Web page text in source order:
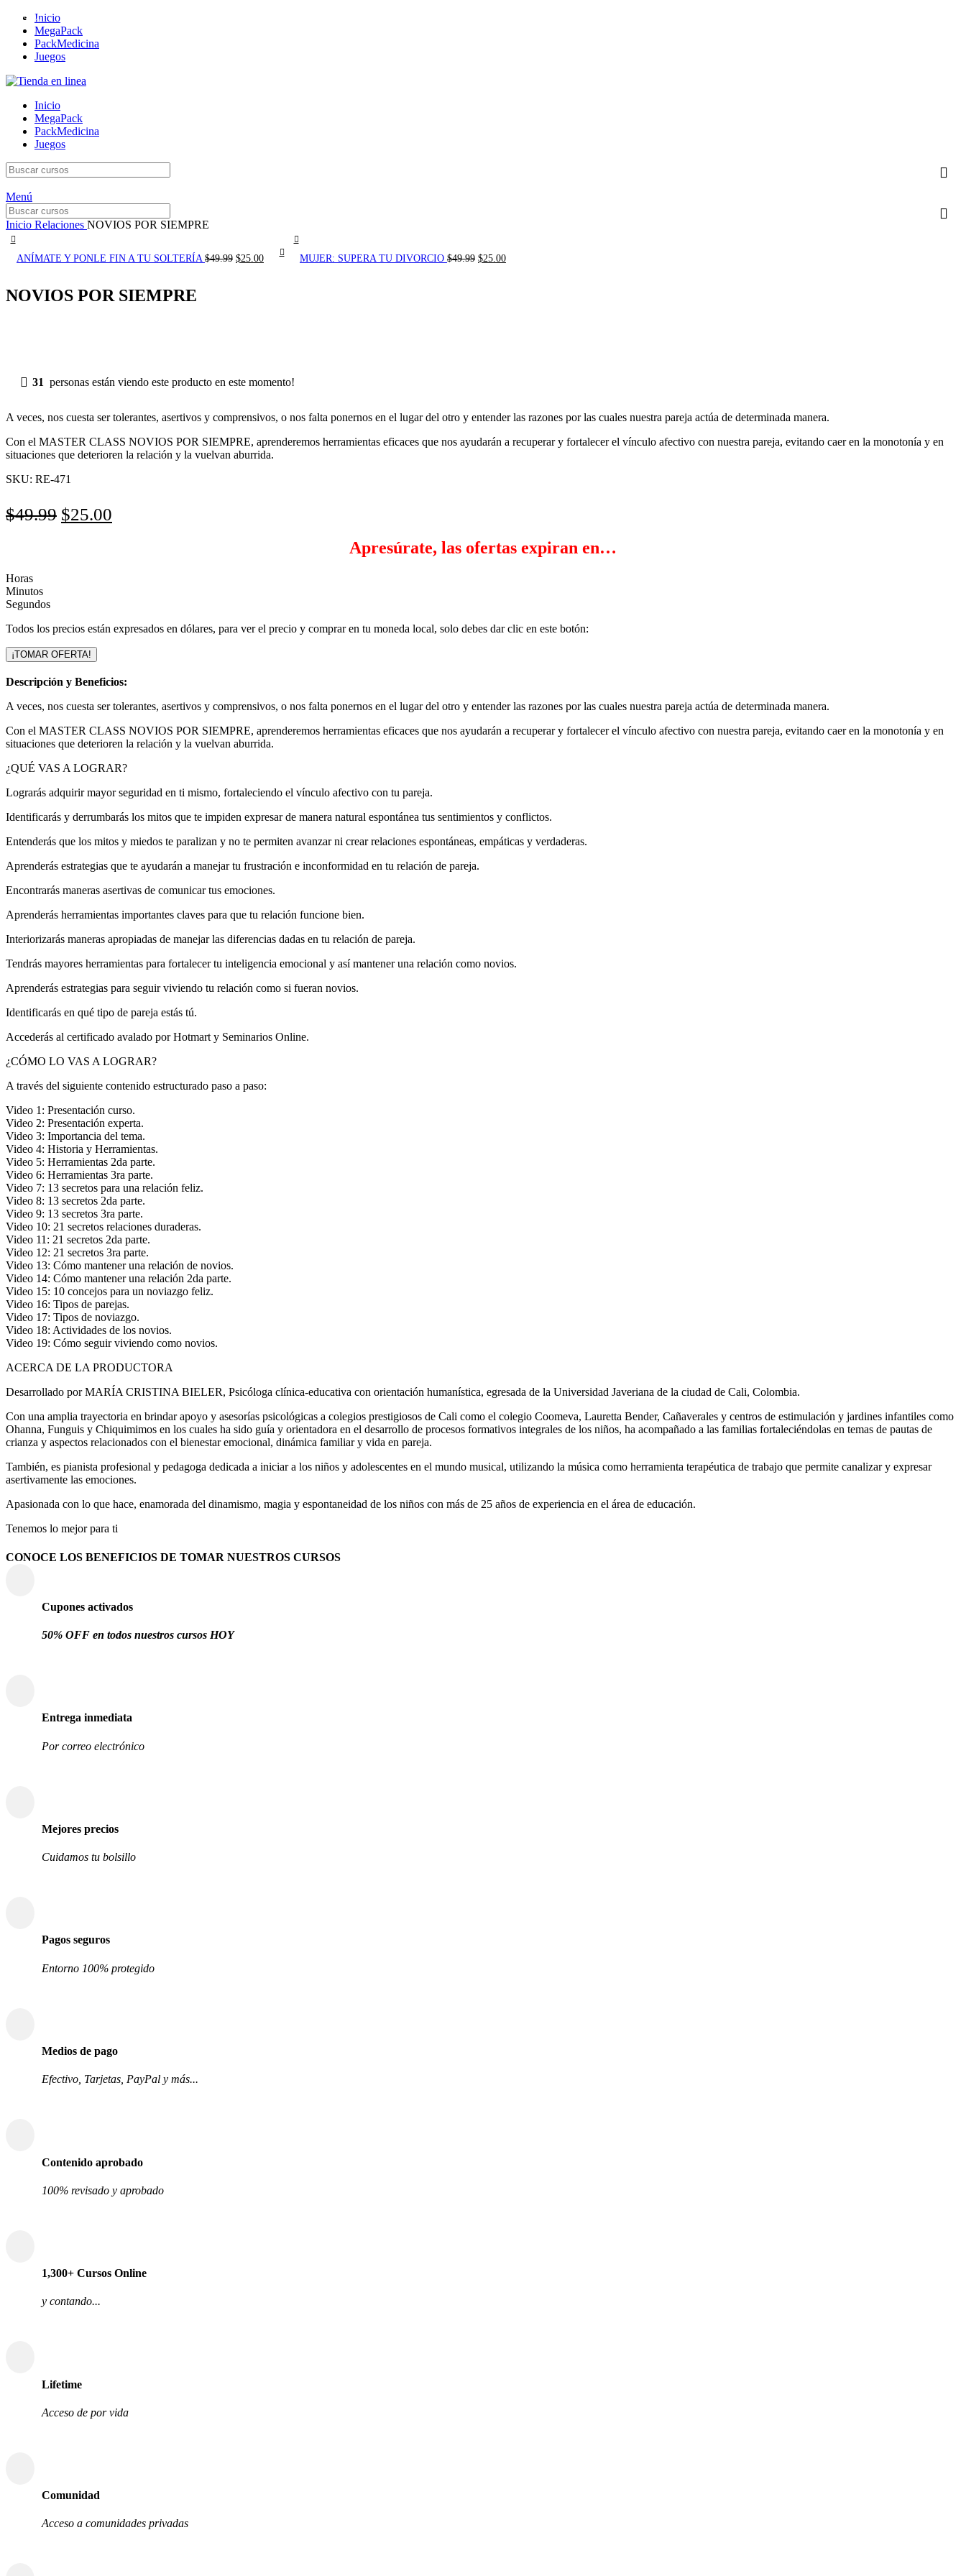
Inicio
MegaPack
PackMedicina
Juegos
Inicio
MegaPack
PackMedicina
Juegos
Menú
Inicio Relaciones NOVIOS POR SIEMPRE
ANÍMATE Y PONLE FIN A TU SOLTERÍA $49.99 El
$25.00El
MUJER: SUPERA TU DIVORCIO $49.99 El
$25.00El
NOVIOS POR SIEMPRE
-50%
31 personas están viendo este producto en este momento!
A veces, nos cuesta ser tolerantes, asertivos y comprensivos, o nos falta ponernos en el lugar del otro y entender las razones por las cuales nuestra pareja actúa de determinada manera.
Con el MASTER CLASS NOVIOS POR SIEMPRE, aprenderemos herramientas eficaces que nos ayudarán a recuperar y fortalecer el vínculo afectivo con nuestra pareja, evitando caer en la monotonía y en
situaciones que deterioren la relación y la vuelvan aburrida.
SKU: RE-471
$49.99 El
$25.00
Apresúrate, las ofertas expiran en…
Horas
Minutos
Segundos
Todos los precios están expresados en dólares, para ver el precio y comprar en tu moneda local, solo debes dar clic en este botón:
¡TOMAR OFERTA!
Descripción y Beneficios:
A veces, nos cuesta ser tolerantes, asertivos y comprensivos, o nos falta ponernos en el lugar del otro y entender las razones por las cuales nuestra pareja actúa de determinada manera.
Con el MASTER CLASS NOVIOS POR SIEMPRE, aprenderemos herramientas eficaces que nos ayudarán a recuperar y fortalecer el vínculo afectivo con nuestra pareja, evitando caer en la monotonía y en
situaciones que deterioren la relación y la vuelvan aburrida.
¿QUÉ VAS A LOGRAR?
Lograrás adquirir mayor seguridad en ti mismo, fortaleciendo el vínculo afectivo con tu pareja.
Identificarás y derrumbarás los mitos que te impiden expresar de manera natural espontánea tus sentimientos y conflictos.
Entenderás que los mitos y miedos te paralizan y no te permiten avanzar ni crear relaciones espontáneas, empáticas y verdaderas.
Aprenderás estrategias que te ayudarán a manejar tu frustración e inconformidad en tu relación de pareja.
Encontrarás maneras asertivas de comunicar tus emociones.
Aprenderás herramientas importantes claves para que tu relación funcione bien.
Interiorizarás maneras apropiadas de manejar las diferencias dadas en tu relación de pareja.
Tendrás mayores herramientas para fortalecer tu inteligencia emocional y así mantener una relación como novios.
Aprenderás estrategias para seguir viviendo tu relación como si fueran novios.
Identificarás en qué tipo de pareja estás tú.
Accederás al certificado avalado por Hotmart y Seminarios Online.
¿CÓMO LO VAS A LOGRAR?
A través del siguiente contenido estructurado paso a paso:
Video 1: Presentación curso.
Video 2: Presentación experta.
Video 3: Importancia del tema.
Video 4: Historia y Herramientas.
Video 5: Herramientas 2da parte.
Video 6: Herramientas 3ra parte.
Video 7: 13 secretos para una relación feliz.
Video 8: 13 secretos 2da parte.
Video 9: 13 secretos 3ra parte.
Video 10: 21 secretos relaciones duraderas.
Video 11: 21 secretos 2da parte.
Video 12: 21 secretos 3ra parte.
Video 13: Cómo mantener una relación de novios.
Video 14: Cómo mantener una relación 2da parte.
Video 15: 10 concejos para un noviazgo feliz.
Video 16: Tipos de parejas.
Video 17: Tipos de noviazgo.
Video 18: Actividades de los novios.
Video 19: Cómo seguir viviendo como novios.
ACERCA DE LA PRODUCTORA
Desarrollado por MARÍA CRISTINA BIELER, Psicóloga clínica-educativa con orientación humanística, egresada de la Universidad Javeriana de la ciudad de Cali, Colombia.
Con una amplia trayectoria en brindar apoyo y asesorías psicológicas a colegios prestigiosos de Cali como el colegio Coomeva, Lauretta Bender, Cañaverales y centros de estimulación y jardines infantiles como
Ohanna, Funguis y Chiquimimos en los cuales ha sido guía y orientadora en el desarrollo de procesos formativos integrales de los niños, ha acompañado a las familias fortaleciéndolas en temas de pautas de
crianza y aspectos relacionados con el bienestar emocional, dinámica familiar y vida en pareja.
También, es pianista profesional y pedagoga dedicada a iniciar a los niños y adolescentes en el mundo musical, utilizando la música como herramienta terapéutica de trabajo que permite canalizar y expresar
asertivamente las emociones.
Apasionada con lo que hace, enamorada del dinamismo, magia y espontaneidad de los niños con más de 25 años de experiencia en el área de educación.
Tenemos lo mejor para ti
CONOCE LOS BENEFICIOS DE TOMAR NUESTROS CURSOS
Cupones activados
50% OFF en todos nuestros cursos HOY
Entrega inmediata
Por correo electrónico
Mejores precios
Cuidamos tu bolsillo
Pagos seguros
Entorno 100% protegido
Medios de pago
Efectivo, Tarjetas, PayPal y más...
Contenido aprobado
100% revisado y aprobado
1,300+ Cursos Online
y contando...
Lifetime
Acceso de por vida
Comunidad
Acceso a comunidades privadas